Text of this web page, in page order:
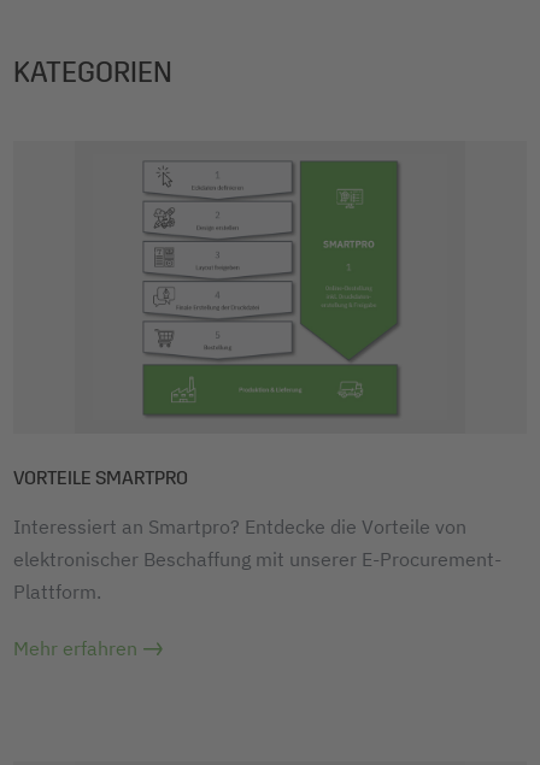
KATEGORIEN
VORTEILE SMARTPRO
Interessiert an Smartpro? Entdecke die Vorteile von
elektronischer Beschaffung mit unserer E-Procurement-
Plattform.
Mehr erfahren